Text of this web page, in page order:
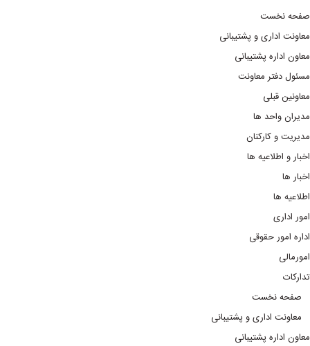
صفحه نخست
معاونت اداری و پشتیبانی
معاون اداره پشتیبانی
مسئول دفتر معاونت
معاونین قبلی
مدیران واحد ها
مدیریت و کارکنان
اخبار و اطلاعیه ها
اخبار ها
اطلاعیه ها
امور اداری
اداره امور حقوقی
امورمالی
تدارکات
صفحه نخست
معاونت اداری و پشتیبانی
معاون اداره پشتیبانی